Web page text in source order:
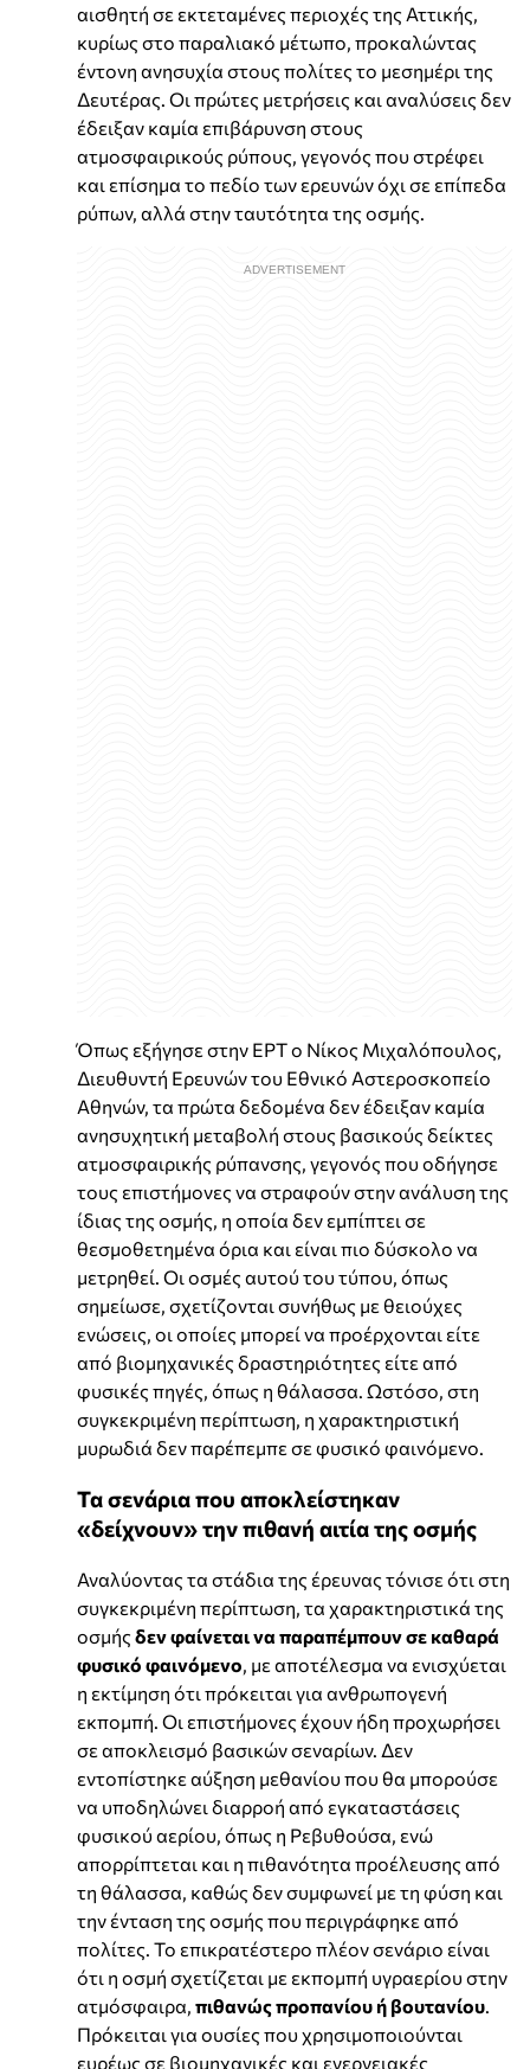
αισθητή σε εκτεταμένες περιοχές της Αττικής,
κυρίως στο παραλιακό μέτωπο, προκαλώντας
έντονη ανησυχία στους πολίτες το μεσημέρι της
Δευτέρας. Οι πρώτες μετρήσεις και αναλύσεις δεν
έδειξαν καμία επιβάρυνση στους
ατμοσφαιρικούς ρύπους, γεγονός που στρέφει
και επίσημα το πεδίο των ερευνών όχι σε επίπεδα
ρύπων, αλλά στην ταυτότητα της οσμής.
Όπως εξήγησε στην ΕΡΤ ο Νίκος Μιχαλόπουλος,
Διευθυντή Ερευνών του Εθνικό Αστεροσκοπείο
Αθηνών, τα πρώτα δεδομένα δεν έδειξαν καμία
ανησυχητική μεταβολή στους βασικούς δείκτες
ατμοσφαιρικής ρύπανσης, γεγονός που οδήγησε
τους επιστήμονες να στραφούν στην ανάλυση της
ίδιας της οσμής, η οποία δεν εμπίπτει σε
θεσμοθετημένα όρια και είναι πιο δύσκολο να
μετρηθεί. Οι οσμές αυτού του τύπου, όπως
σημείωσε, σχετίζονται συνήθως με θειούχες
ενώσεις, οι οποίες μπορεί να προέρχονται είτε
από βιομηχανικές δραστηριότητες είτε από
φυσικές πηγές, όπως η θάλασσα. Ωστόσο, στη
συγκεκριμένη περίπτωση, η χαρακτηριστική
μυρωδιά δεν παρέπεμπε σε φυσικό φαινόμενο.
Τα σενάρια που αποκλείστηκαν
«δείχνουν» την πιθανή αιτία της οσμής
Αναλύοντας τα στάδια της έρευνας τόνισε ότι στη
συγκεκριμένη περίπτωση, τα χαρακτηριστικά της
οσμής δεν φαίνεται να παραπέμπουν σε καθαρά
φυσικό φαινόμενο, με αποτέλεσμα να ενισχύεται
η εκτίμηση ότι πρόκειται για ανθρωπογενή
εκπομπή. Οι επιστήμονες έχουν ήδη προχωρήσει
σε αποκλεισμό βασικών σεναρίων. Δεν
εντοπίστηκε αύξηση μεθανίου που θα μπορούσε
να υποδηλώνει διαρροή από εγκαταστάσεις
φυσικού αερίου, όπως η Ρεβυθούσα, ενώ
απορρίπτεται και η πιθανότητα προέλευσης από
τη θάλασσα, καθώς δεν συμφωνεί με τη φύση και
την ένταση της οσμής που περιγράφηκε από
πολίτες. Το επικρατέστερο πλέον σενάριο είναι
ότι η οσμή σχετίζεται με εκπομπή υγραερίου στην
ατμόσφαιρα, πιθανώς προπανίου ή βουτανίου.
Πρόκειται για ουσίες που χρησιμοποιούνται
ευρέως σε βιομηχανικές και ενεργειακές